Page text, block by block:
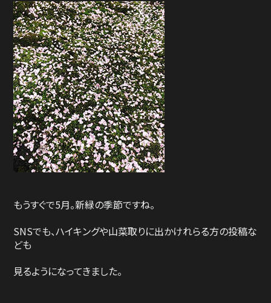
もうすぐで5月。新緑の季節ですね。
SNSでも、ハイキングや山菜取りに出かけれらる方の投稿な
ども
見るようになってきました。